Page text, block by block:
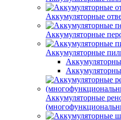
Аккумуляторные
Аккумуляторные
Аккумуляторные
Аккумуляторные